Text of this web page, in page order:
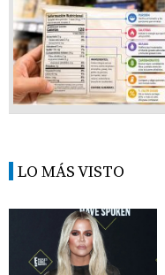
LO MÁS VISTO